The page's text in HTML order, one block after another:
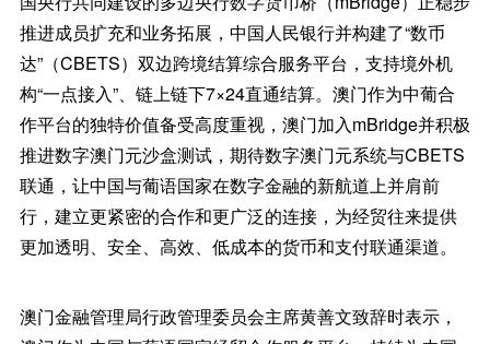
推进成员扩充和业务拓展，中国人民银行并构建了“数币
达”（CBETS）双边跨境结算综合服务平台，支持境外机
构“一点接入”、链上链下7×24直通结算。澳门作为中葡合
作平台的独特价值备受高度重视，澳门加入mBridge并积极
推进数字澳门元沙盒测试，期待数字澳门元系统与CBETS
联通，让中国与葡语国家在数字金融的新航道上并肩前
行，建立更紧密的合作和更广泛的连接，为经贸往来提供
更加透明、安全、高效、低成本的货币和支付联通渠道。
澳门金融管理局行政管理委员会主席黄善文致辞时表示，